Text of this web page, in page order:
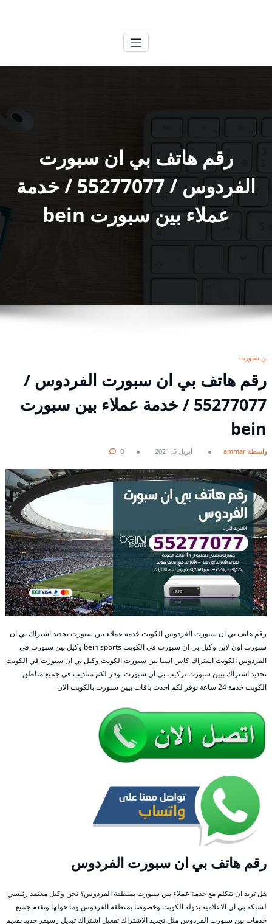
رقم هاتف بي ان سبورت
الفردوس / 55277077 / خدمة
عملاء بين سبورت bein
بين سبورت
رقم هاتف بي ان سبورت الفردوس /
55277077 / خدمة عملاء بين سبورت
bein
بواسطة ammar أبريل 5, 2021 0
رقم هاتف بي ان سبورت الفردوس الكويت خدمة عملاء بين سبورت تجديد اشتراك بي ان
سبورت اون لاين وكيل بي ان سبورت في الكويت bein sports وكيل بين سبورت في
الفردوس الكويت استراك كاس اسيا بين سبورت الكويت وكيل بي ان سبورت في الكويت
تجديد اشتراك بيين سبورت تركيب بي ان سبورت نوفر لكم مناديب في جميع مناطق
الكويت خدمة 24 ساعة نوفر لكم احدث باقات بيين سبورت بالكويت الان
رقم هاتف بي ان سبورت الفردوس
هل تريد ان تتكلم مع خدمة عملاء بين سبورت بمنطقة الفردوس؟ نحن وكيل معتمد رئيسي
لشبكة بي ان الاعلامية بدولة الكويت وخصوصا بمنطقة الفردوس وما حولها ونقدم جميع
خدمات بين سبورت الفردوس مثل تجديد الاشتراك تفعيل اشتراك تبديل رسيفر جديد بقديم